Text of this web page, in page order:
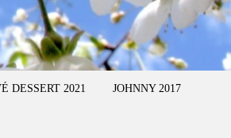
DESSERT 2021 JOHNNY 2017